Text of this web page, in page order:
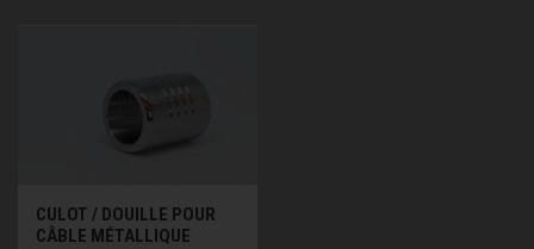
CULOT / DOUILLE POUR
CÂBLE MÉTALLIQUE